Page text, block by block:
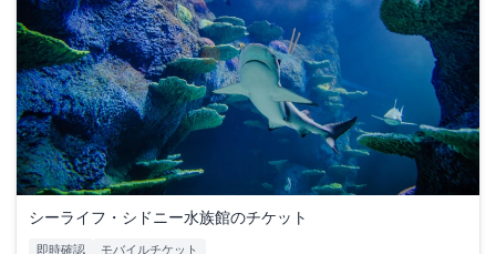
シーライフ・シドニー水族館のチケット
即時確認 モバイルチケット